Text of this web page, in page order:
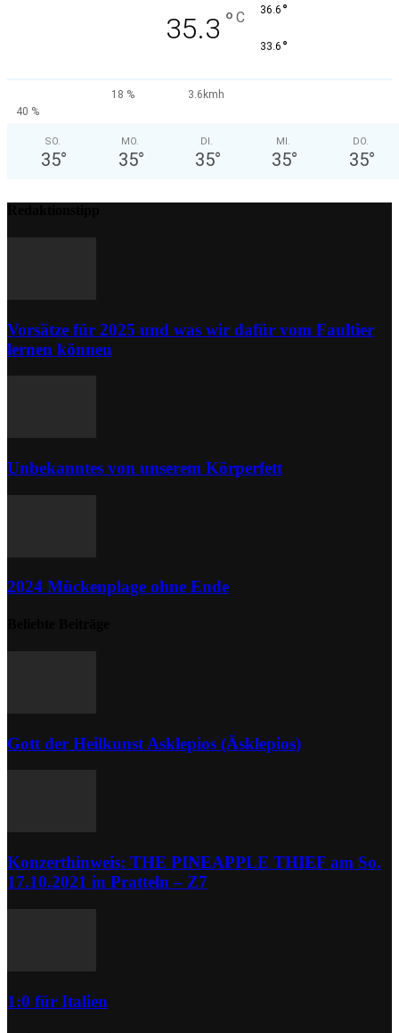
35.3 ° C 36.6 °
33.6 °
18 %
3.6kmh
40 %
SO.
35°
MO.
35°
DI.
35°
MI.
35°
DO.
35°
Vorsätze für 2025 und was wir dafür vom Faultier
lernen können
Unbekanntes von unserem Körperfett
2024 Mückenplage ohne Ende
Gott der Heilkunst Asklepios (Äsklepios)
Konzerthinweis: THE PINEAPPLE THIEF am So.
17.10.2021 in Pratteln – Z7
1:0 für Italien